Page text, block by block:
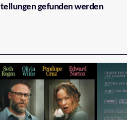
gefunden werden